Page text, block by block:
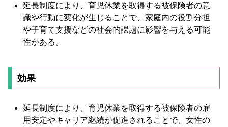
延長制度により、育児休業を取得する被保険者の意
識や行動に変化が生じることで、家庭内の役割分担
や子育て支援などの社会的課題に影響を与える可能
性がある。
効果
延長制度により、育児休業を取得する被保険者の雇
用安定やキャリア継続が促進されることで、女性の